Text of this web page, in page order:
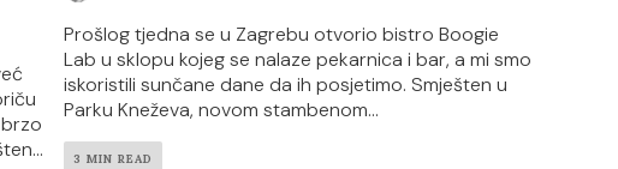
Prošlog tjedna se u Zagrebu otvorio bistro Boogie
Lab u sklopu kojeg se nalaze pekarnica i bar, a mi smo
iskoristili sunčane dane da ih posjetimo. Smješten u
Parku Kneževa, novom stambenom...
3 MIN READ